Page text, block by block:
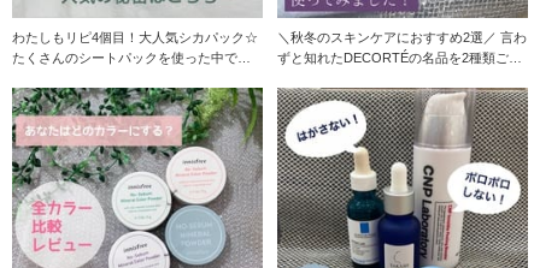
わたしもリピ4個目！大人気シカパック☆
たくさんのシートパックを使った中でつ
＼秋冬のスキンケアにおすすめ2選／ 言わ
ずと知れたDECORTÉの名品を2種類ご紹